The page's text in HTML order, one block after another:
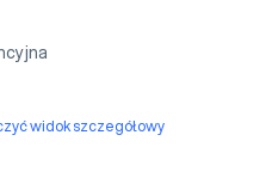
widok szczegółowy